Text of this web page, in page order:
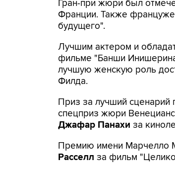
Гран-при жюри был
Франции. Также
будущего".
Лучшим актером и
фильме "Банши
лучшую женскую роль
Филда.
Приз за лучший сценарий
спецприз жюри
Джафар Панахи за
Премию имени Марчелло
Расселл за фильм